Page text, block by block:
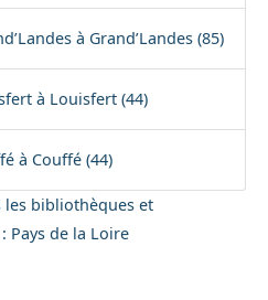
à Grand’Landes (85)
à Louisfert (44)
à Couffé (44)
les bibliothèques et
Pays de la Loire